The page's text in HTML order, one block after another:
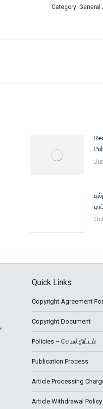
Category: General
Quick Links
Copyright Agreement
Copyright Document
Policies – செயல்திட்டம்
Publication Process
Article Processing
Article Withdrawal Policy